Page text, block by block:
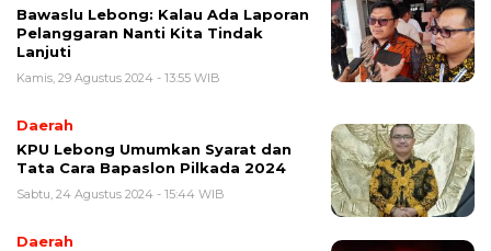
Bawaslu Lebong: Kalau Ada Laporan
Pelanggaran Nanti Kita Tindak
Lanjuti
Kamis, 29 Agustus 2024 - 13:55 WIB
Daerah
KPU Lebong Umumkan Syarat dan
Tata Cara Bapaslon Pilkada 2024
Sabtu, 24 Agustus 2024 - 15:44 WIB
Daerah